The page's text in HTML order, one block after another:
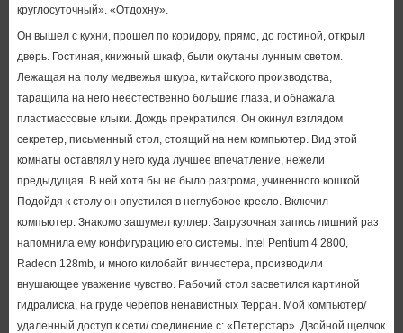
круглосуточный». «Отдохну».
Он вышел с кухни, прошел по коридору, прямо, до гостиной, открыл
дверь. Гостиная, книжный шкаф, были окутаны лунным светом.
Лежащая на полу медвежья шкура, китайского производства,
таращила на него неестественно большие глаза, и обнажала
пластмассовые клыки. Дождь прекратился. Он окинул взглядом
секретер, письменный стол, стоящий на нем компьютер. Вид этой
комнаты оставлял у него куда лучшее впечатление, нежели
предыдущая. В ней хотя бы не было разгрома, учиненного кошкой.
Подойдя к столу он опустился в неглубокое кресло. Включил
компьютер. Знакомо зашумел куллер. Загрузочная запись лишний раз
напомнила ему конфигурацию его системы. Intel Pentium 4 2800,
Radeon 128mb, и много килобайт винчестера, производили
внушающее уважение чувство. Рабочий стол засветился картиной
гидралиска, на груде черепов ненавистных Терран. Мой компьютер/
удаленный доступ к сети/ соединение с: «Петерстар». Двойной щелчок